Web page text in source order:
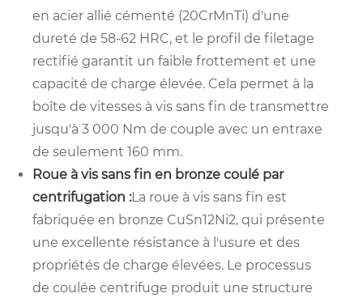
en acier allié cémenté (20CrMnTi) d'une
dureté de 58-62 HRC, et le profil de filetage
rectifié garantit un faible frottement et une
capacité de charge élevée. Cela permet à la
boîte de vitesses à vis sans fin de transmettre
jusqu'à 3 000 Nm de couple avec un entraxe
de seulement 160 mm.
Roue à vis sans fin en bronze coulé par
centrifugation :La roue à vis sans fin est
fabriquée en bronze CuSn12Ni2, qui présente
une excellente résistance à l'usure et des
propriétés de charge élevées. Le processus
de coulée centrifuge produit une structure